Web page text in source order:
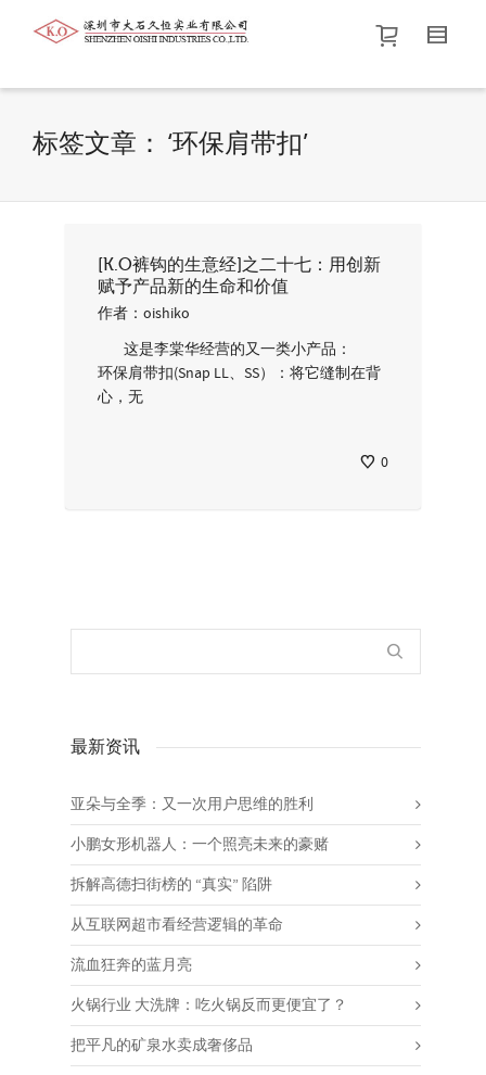
帮我查找新的衬衫尺码
价格介于
标签文章： ‘环保肩带扣’
[K.O裤钩的生意经]之二十七：用创新
赋予产品新的生命和价值
作者： oishiko
这是李棠华经营的又一类小产品：
环保肩带扣(Snap LL、SS）：将它缝制在背
心，无
0
最新资讯
亚朵与全季：又一次用户思维的胜利
小鹏女形机器人：一个照亮未来的豪赌
拆解高德扫街榜的 “真实” 陷阱
从互联网超市看经营逻辑的革命
流血狂奔的蓝月亮
火锅行业 大洗牌：吃火锅反而更便宜了？
把平凡的矿泉水卖成奢侈品